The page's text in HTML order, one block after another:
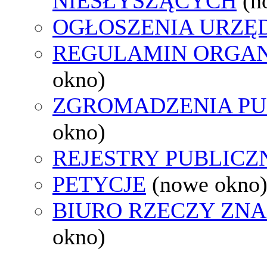
OGŁOSZENIA
REGULAMIN
okno)
ZGROMADZENIA
okno)
REJESTRY
PETYCJE (nowe okno)
BIURO RZECZY
okno)